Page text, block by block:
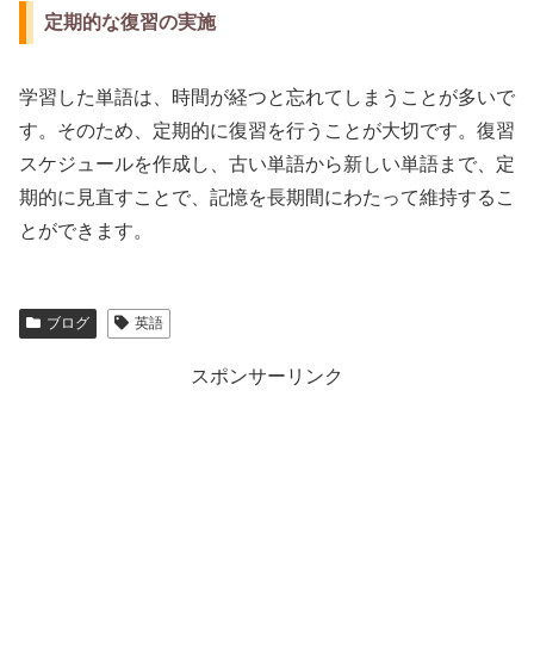
定期的な復習の実施
学習した単語は、時間が経つと忘れてしまうことが多いで
す。そのため、定期的に復習を行うことが大切です。復習
スケジュールを作成し、古い単語から新しい単語まで、定
期的に見直すことで、記憶を長期間にわたって維持するこ
とができます。
ブログ 英語
スポンサーリンク